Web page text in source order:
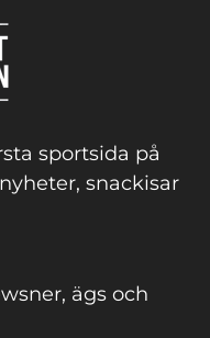
sportsida på
snackisar
ägs och